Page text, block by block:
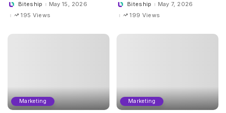
PostedBiteship
May 15, 2026
195 Views
PostedBiteship
May 7, 2026
199 Views
Marketing Marketing